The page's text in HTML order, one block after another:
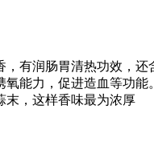
，有润肠胃清热功效，
氧能力，促进造血等功